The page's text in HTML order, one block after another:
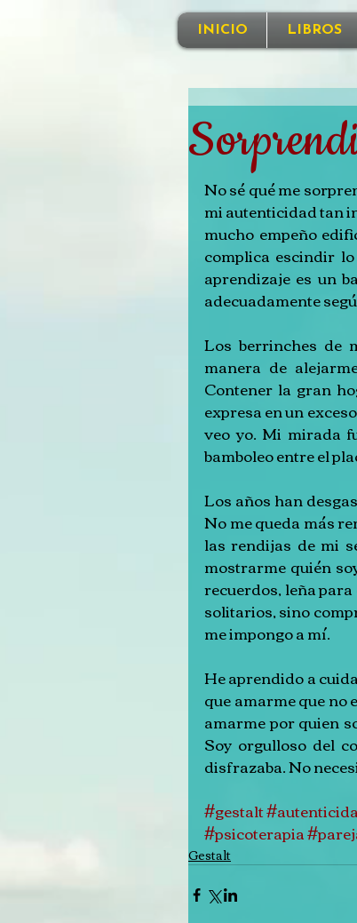
INICIO LIBROS
No sé qué me
mi autenticidad tan
mucho empeño
complica escindir
aprendizaje es un
adecuadamente
Los berrinches de
manera de
Contener la gran
expresa en un
veo yo. Mi mirada
bamboleo entre el
Los años han
No me queda más
las rendijas de mi
mostrarme quién
recuerdos, leña
solitarios, sino
me impongo a mí.
He aprendido a
que amarme que no
amarme por quien
Soy orgulloso del
disfrazaba. No
#gestalt
#psicoterapia
Gestalt